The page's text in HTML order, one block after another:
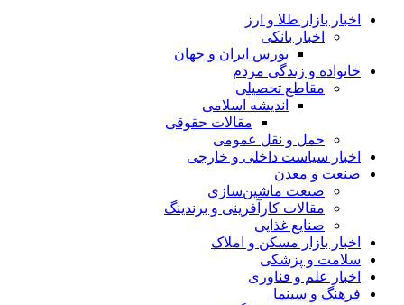
اخبار بازار طلا و ارز
اخبار بانکی
بورس ایران و جهان
خانواده و زندگی مردم
مقاطع تحصیلی
اندیشه اسلامی
مقالات حقوقی
حمل و نقل عمومی
اخبار سیاست داخلی و خارجی
صنعت و معدن
صنعت ماشین‌سازی
مقالات کارآفرینی و برندینگ
صنایع غذایی
اخبار بازار مسکن و املاک
سلامت و پزشکی
اخبار علم و فناوری
فرهنگ و سینما